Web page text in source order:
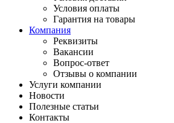
Условия оплаты
Гарантия на товары
Компания
Реквизиты
Вакансии
Вопрос-ответ
Отзывы о компании
Услуги компании
Новости
Полезные статьи
Контакты